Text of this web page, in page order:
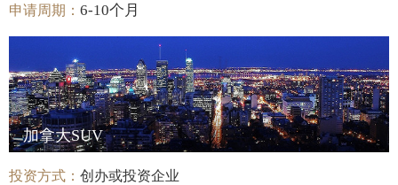
申请周期：6-10个月
加拿大SUV
投资方式：创办或投资企业